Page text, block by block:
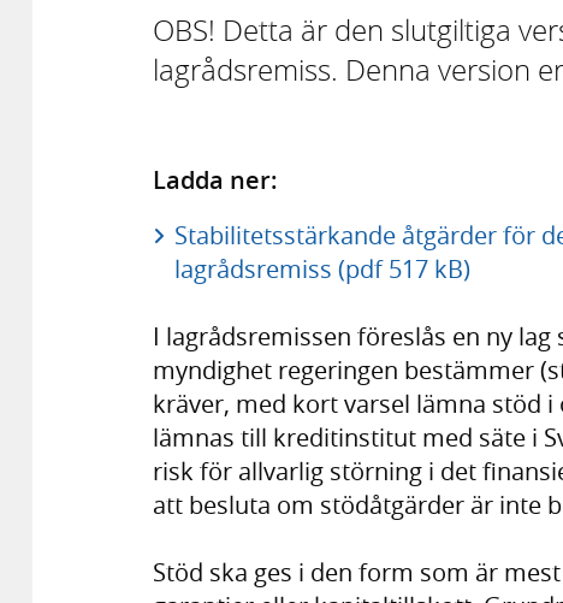
OBS! Detta är den slutgiltiga
lagrådsremiss. Denna version
Ladda ner:
Stabilitetsstärkande åtgärder för
lagrådsremiss (pdf 517 kB)
I lagrådsremissen föreslås en ny
myndighet regeringen bestämmer
kräver, med kort varsel lämna stöd
lämnas till kreditinstitut med säte i
risk för allvarlig störning i det
att besluta om stödåtgärder är inte
Stöd ska ges i den form som är